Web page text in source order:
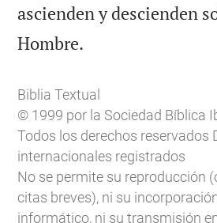
ascienden y descienden
Hombre.
Biblia Textual
© 1999 por la Sociedad Bíblica
Todos los derechos reservados
internacionales registrados
No se permite su reproducción
citas breves), ni su
informático, ni su transmisión